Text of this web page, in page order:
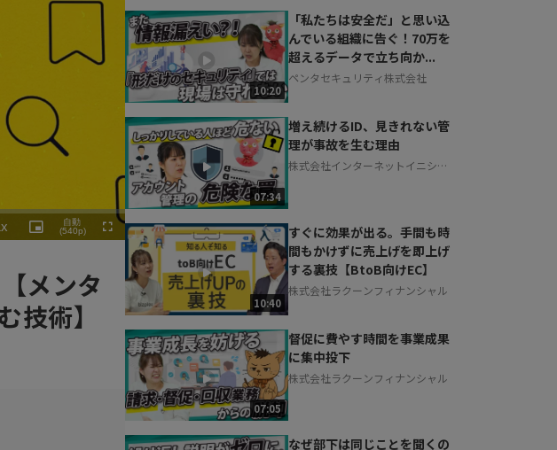
Picture-
in-
自動
(540p)
Fullscreen
メンタ
技術】
相談を希望する 無料
10:20
「私たちは安全だ」と思い込
んでいる組織に告ぐ！70万を
超えるデータで立ち向か...
ペンタセキュリティ株式会社
07:34
増え続けるID、見きれない管
理が事故を生む理由
株式会社インターネットイニシア
10:40
すぐに効果が出る。手間も時
間もかけずに売上げを即上げ
する裏技【BtoB向けEC】
株式会社ラクーンフィナンシャル
07:05
督促に費やす時間を事業成果
に集中投下
株式会社ラクーンフィナンシャル
なぜ部下は同じことを聞くの